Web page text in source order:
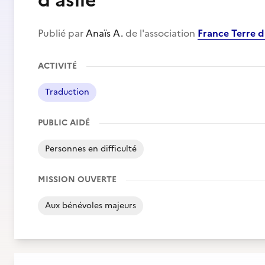
Publié parAnaïs A. de l'association France Terre
ACTIVITÉ
Traduction
PUBLIC AIDÉ
Personnes en difficulté
MISSION OUVERTE
Aux bénévoles majeurs